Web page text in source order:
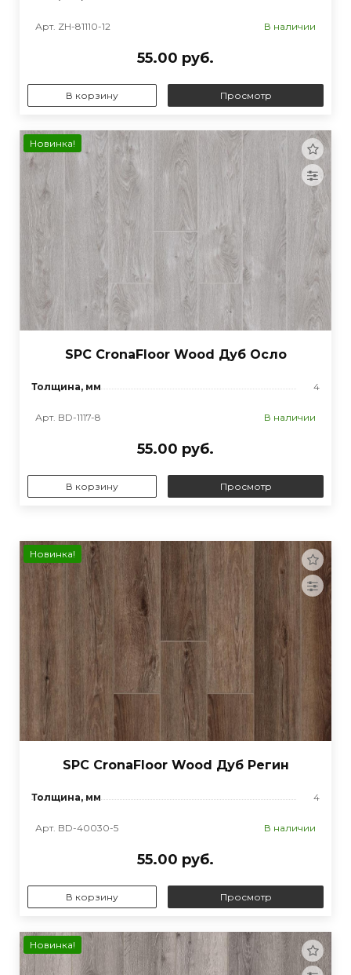
Арт. ZH-81110-12 В наличии
55.00 руб.
В корзину Просмотр
Новинка!
SPC CronaFloor Wood Дуб Осло
Толщина, мм 4
Арт. BD-1117-8 В наличии
55.00 руб.
В корзину Просмотр
Новинка!
SPC CronaFloor Wood Дуб Регин
Толщина, мм 4
Арт. BD-40030-5 В наличии
55.00 руб.
В корзину Просмотр
Новинка!